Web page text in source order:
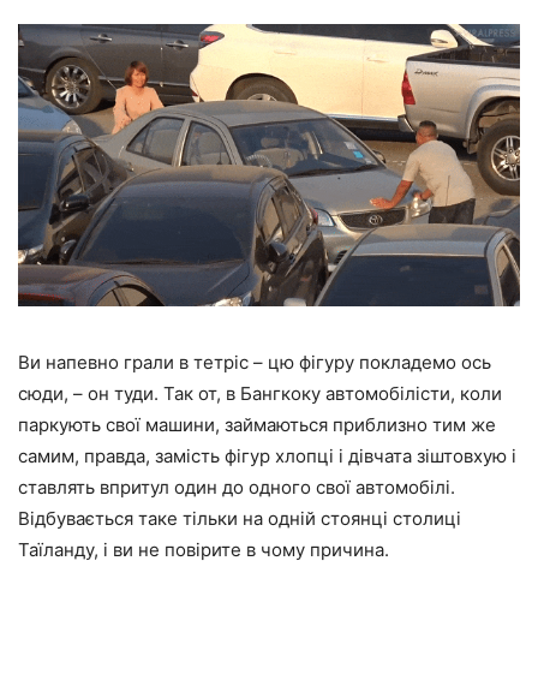
Ви напевно грали в тетріс – цю фігуру покладемо ось
сюди, – он туди. Так от, в Бангкоку автомобілісти, коли
паркують свої машини, займаються приблизно тим же
самим, правда, замість фігур хлопці і дівчата зіштовхую і
ставлять впритул один до одного свої автомобілі.
Відбувається таке тільки на одній стоянці столиці
Таїланду, і ви не повірите в чому причина.